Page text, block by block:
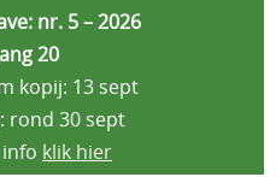
nr. 5 – 2026
20
kopij: 13 sept
rond 30 sept
klik hier